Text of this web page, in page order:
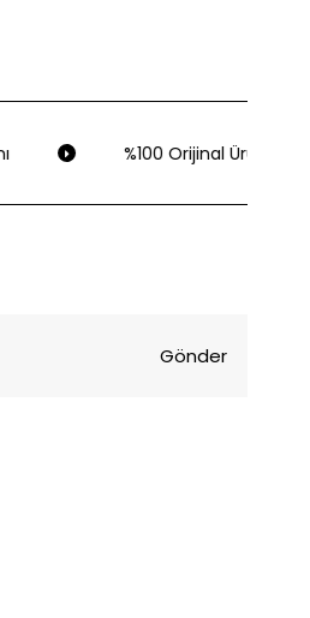
%100 Orijinal Ürün
Gönder